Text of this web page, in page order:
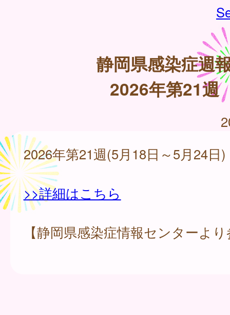
静岡県感染症週
2026年第21週
2026年第21週(5月18日～5月24日)
>>詳細はこちら
【静岡県感染症情報センターよ